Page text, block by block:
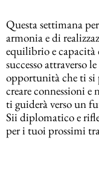
Questa settimana
armonia e di
equilibrio e capacità
successo attraverso
opportunità che ti si
creare connessioni e
ti guiderà verso un
Sii diplomatico e
per i tuoi prossimi